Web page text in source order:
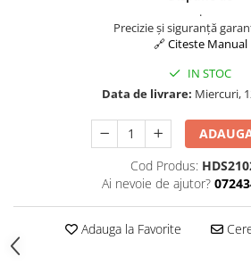
.
Precizie și siguranță
🔗 Citeste Manual
IN STOC
Data de livrare: Miercuri,
Cod Produs:
Ai nevoie de ajutor?
Adauga la Favorite